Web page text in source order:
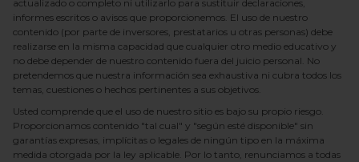
actualizado o completo ni utilizarlo para sustituir declaraciones,
informes escritos o avisos que proporcionemos. El uso de nuestro
contenido (por parte de inversores, prestatarios u otras personas) debe
realizarse en la misma capacidad que cualquier otro medio educativo y
no debe depender de nuestro contenido fuera del juicio personal. No
pretendemos que nuestra información sea exhaustiva ni cubra todos los
temas, cuestiones o hechos pertinentes a sus objetivos.
Usted comprende que el uso de nuestro sitio es bajo su propio riesgo.
Proporcionamos contenido "tal cual" y "según esté disponible" sin
garantías expresas, implícitas o legales de ningún tipo en la máxima
medida otorgada por la ley aplicable. Por lo tanto, renunciamos a todas